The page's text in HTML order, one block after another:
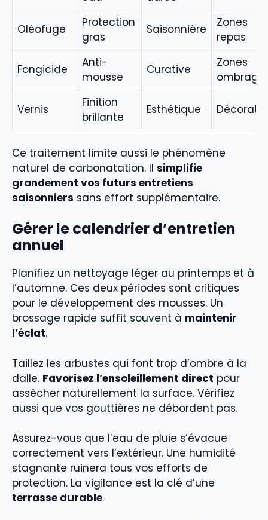
Oléofuge
Protection
gras
Saisonnière
Zones
repas
Fongicide
Anti-
mousse
Curative
Zones
Vernis
Finition
brillante
Esthétique
Ce traitement limite aussi le phénomène
naturel de carbonatation. Il simplifie
grandement vos futurs entretiens
saisonniers sans effort supplémentaire.
Gérer le calendrier d’entretien
annuel
Planifiez un nettoyage léger au printemps et à
l’automne. Ces deux périodes sont critiques
pour le développement des mousses. Un
brossage rapide suffit souvent à maintenir
l’éclat.
Taillez les arbustes qui font trop d’ombre à la
dalle. Favorisez l’ensoleillement direct pour
assécher naturellement la surface. Vérifiez
aussi que vos gouttières ne débordent pas.
Assurez-vous que l’eau de pluie s’évacue
correctement vers l’extérieur. Une humidité
stagnante ruinera tous vos efforts de
protection. La vigilance est la clé d’une
terrasse durable.